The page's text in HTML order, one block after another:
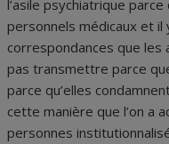
l’asile psychiatrique
personnels médicaux et
correspondances que les
pas transmettre parce
parce qu’elles
cette manière que l’on a
personnes